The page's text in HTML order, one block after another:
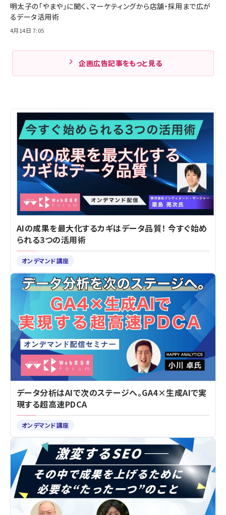
明太子の「やまや」に聞く、マーケティングから店舗・採用まで広が
るデータ活用術
4月14日 7:05
企画広告記事をもっと見る
AIの成果を最大化するカギはデータ品質！ 今すぐ始め
られる3つの活用術
オンデマンド講座
データ分析はAIで次のステージへ。GA4×生成AIで実
現する超高速PDCA
オンデマンド講座